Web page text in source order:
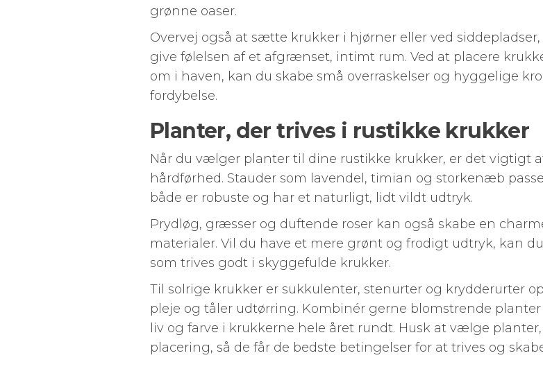
grønne oaser.
Overvej også at sætte krukker i hjørner eller ved
give følelsen af et afgrænset, intimt rum. Ved at placere
om i haven, kan du skabe små overraskelser og hyggelige
fordybelse.
Planter, der trives i rustikke krukker
Når du vælger planter til dine rustikke krukker, er det vigtigt
hårdførhed. Stauder som lavendel, timian og storkenæb
både er robuste og har et naturligt, lidt vildt udtryk.
Prydløg, græsser og duftende roser kan også skabe en
materialer. Vil du have et mere grønt og frodigt udtryk, kan
som trives godt i skyggefulde krukker.
Til solrige krukker er sukkulenter, stenurter og krydderurter
pleje og tåler udtørring. Kombinér gerne blomstrende
liv og farve i krukkerne hele året rundt. Husk at vælge
placering, så de får de bedste betingelser for at trives og